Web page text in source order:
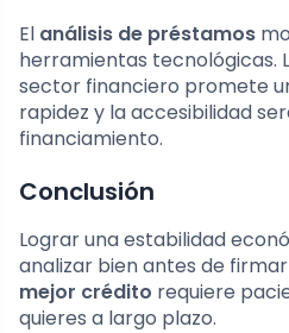
El análisis de préstamos
herramientas tecnológicas.
sector financiero promete
rapidez y la accesibilidad
financiamiento.
Conclusión
Lograr una estabilidad
analizar bien antes de
mejor crédito requiere
quieres a largo plazo.